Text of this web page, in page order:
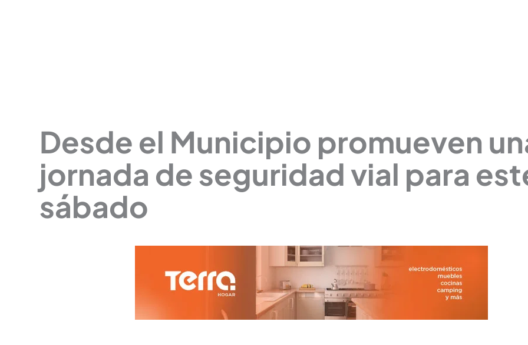
Desde el Municipio promueven
jornada de seguridad vial para
sábado